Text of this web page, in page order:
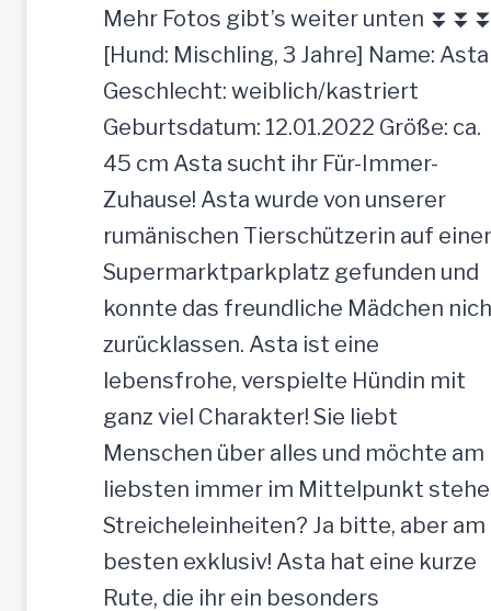
Mehr Fotos gibt’s weiter unten
[Hund: Mischling, 3 Jahre] Name: Asta
Geschlecht: weiblich/kastriert
Geburtsdatum: 12.01.2022 Größe: ca.
45 cm Asta sucht ihr Für-Immer-
Zuhause! Asta wurde von unserer
rumänischen Tierschützerin auf
Supermarktparkplatz gefunden und
konnte das freundliche Mädchen
zurücklassen. Asta ist eine
lebensfrohe, verspielte Hündin mit
ganz viel Charakter! Sie liebt
Menschen über alles und möchte am
liebsten immer im Mittelpunkt
Streicheleinheiten? Ja bitte, aber am
besten exklusiv! Asta hat eine kurze
Rute, die ihr ein besonders